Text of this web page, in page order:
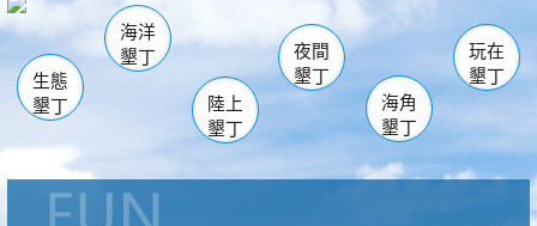
南仁湖
海生館
恆春 佳樂水
龍鑾潭自然中心 森林遊樂區
瓊麻館
關山 墾管處遊客中心
社頂公園 風吹沙
船帆石
白砂 龍磐公園
香蕉灣
砂島
鵝鑾鼻
生態
墾丁
海洋
墾丁
陸上
墾丁
夜間
墾丁
海角
墾丁
玩在
墾丁